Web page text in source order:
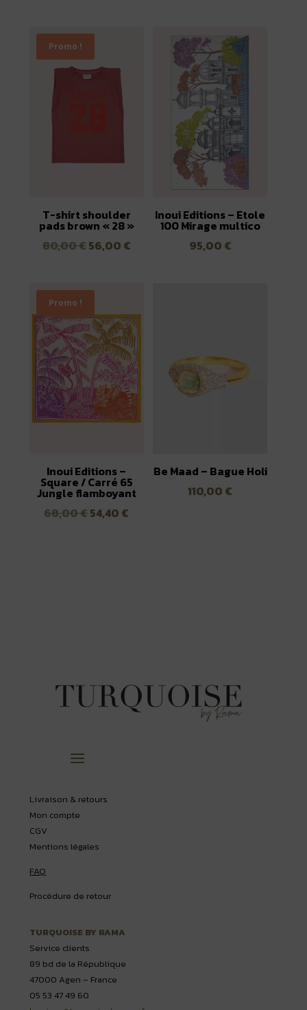
Promo !
T-shirt shoulder
pads brown « 28 »
80,00€Le
80,00 €.
56,00 €Le
56,00 €.
Inoui Editions – Etole
100 Mirage multico
95,00 €
Promo !
Inoui Editions –
Square / Carré 65
Jungle flamboyant
68,00€Le
54,40 €
Be Maad – Bague Holi
110,00 €
Livraison & retours
Mon compte
CGV
Mentions légales
FAQ
Procédure de retour
TURQUOISE BY RAMA
Service clients
89 bd de la République
47000 Agen – France
05 53 47 49 60